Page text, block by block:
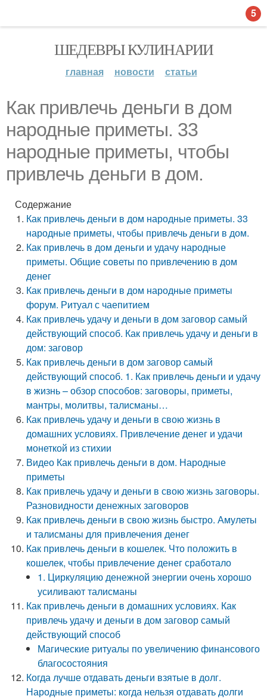
ШЕДЕВРЫ КУЛИНАРИИ
главная новости статьи
Как привлечь деньги в дом
народные приметы. 33
народные приметы, чтобы
привлечь деньги в дом.
Содержание
Как привлечь деньги в дом народные приметы. 33
народные приметы, чтобы привлечь деньги в дом.
Как привлечь в дом деньги и удачу народные
приметы. Общие советы по привлечению в дом
денег
Как привлечь деньги в дом народные приметы
форум. Ритуал с чаепитием
Как привлечь удачу и деньги в дом заговор самый
действующий способ. Как привлечь удачу и деньги в
дом: заговор
Как привлечь деньги в дом заговор самый
действующий способ. 1. Как привлечь деньги и удачу
в жизнь – обзор способов: заговоры, приметы,
мантры, молитвы, талисманы…
Как привлечь удачу и деньги в свою жизнь в
домашних условиях. Привлечение денег и удачи
монеткой из стихии
Видео Как привлечь деньги в дом. Народные
приметы
Как привлечь удачу и деньги в свою жизнь заговоры.
Разновидности денежных заговоров
Как привлечь деньги в свою жизнь быстро. Амулеты
и талисманы для привлечения денег
Как привлечь деньги в кошелек. Что положить в
кошелек, чтобы привлечение денег сработало
1. Циркуляцию денежной энергии очень хорошо
усиливают талисманы
Как привлечь деньги в домашних условиях. Как
привлечь удачу и деньги в дом заговор самый
действующий способ
Магические ритуалы по увеличению финансового
благосостояния
Когда лучше отдавать деньги взятые в долг.
Народные приметы: когда нельзя отдавать долги
5